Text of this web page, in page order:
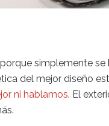
simplemente
del mejor diseño
ni hablamos. El